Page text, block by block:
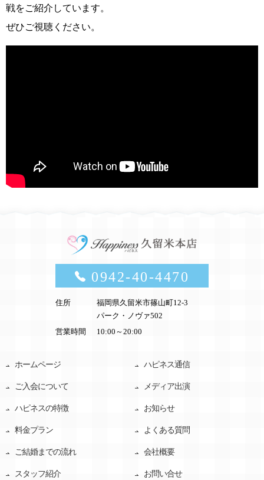
戦をご紹介しています。
ぜひご視聴ください。
0942-40-4470
住所
福岡県久留米市篠山町12-3
パーク・ノヴァ502
営業時間
10:00～20:00
ホームページ
ご入会について
ハピネスの特徴
料金プラン
ご結婚までの流れ
スタッフ紹介
ハピネス通信
メディア出演
お知らせ
よくある質問
会社概要
お問い合せ